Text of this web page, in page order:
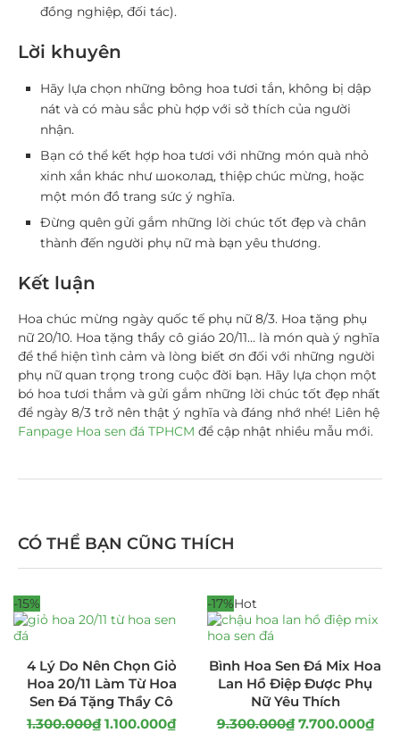
đồng nghiệp, đối tác).
Lời khuyên
Hãy lựa chọn những bông hoa tươi tắn, không bị dập
nát và có màu sắc phù hợp với sở thích của người
nhận.
Bạn có thể kết hợp hoa tươi với những món quà nhỏ
xinh xắn khác như шоколад, thiệp chúc mừng, hoặc
một món đồ trang sức ý nghĩa.
Đừng quên gửi gắm những lời chúc tốt đẹp và chân
thành đến người phụ nữ mà bạn yêu thương.
Kết luận
Hoa chúc mừng ngày quốc tế phụ nữ 8/3. Hoa tặng phụ
nữ 20/10. Hoa tặng thầy cô giáo 20/11… là món quà ý nghĩa
để thể hiện tình cảm và lòng biết ơn đối với những người
phụ nữ quan trọng trong cuộc đời bạn. Hãy lựa chọn một
bó hoa tươi thắm và gửi gắm những lời chúc tốt đẹp nhất
để ngày 8/3 trở nên thật ý nghĩa và đáng nhớ nhé! Liên hệ
Fanpage Hoa sen đá TPHCM để cập nhật nhiều mẫu mới.
CÓ THỂ BẠN CŨNG THÍCH
-15%
4 Lý Do Nên Chọn Giỏ
Hoa 20/11 Làm Từ Hoa
Sen Đá Tặng Thầy Cô
1.300.000₫ 1.100.000₫
-17%Hot
Bình Hoa Sen Đá Mix Hoa
Lan Hồ Điệp Được Phụ
Nữ Yêu Thích
9.300.000₫ 7.700.000₫